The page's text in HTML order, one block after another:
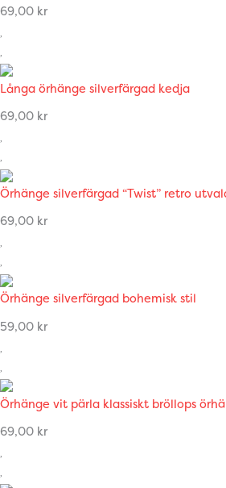
69,00 kr
Långa örhänge silverfärgad kedja
69,00 kr
Örhänge silverfärgad “Twist” retro
69,00 kr
Örhänge silverfärgad bohemisk stil
59,00 kr
Örhänge vit pärla klassiskt bröllops
69,00 kr